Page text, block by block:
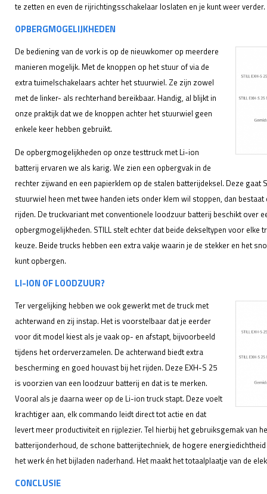
te zetten en even de rijrichtingsschakelaar loslaten en je kunt weer verder.
OPBERGMOGELIJKHEDEN
De bediening van de vork is op de nieuwkomer op meerdere
manieren mogelijk. Met de knoppen op het stuur of via de
extra tuimelschakelaars achter het stuurwiel. Ze zijn zowel
met de linker- als rechterhand bereikbaar. Handig, al blijkt in
onze praktijk dat we de knoppen achter het stuurwiel geen
enkele keer hebben gebruikt.
De opbergmogelijkheden op onze testtruck met Li-ion
batterij ervaren we als karig. We zien een opbergvak in de
rechter zijwand en een papierklem op de stalen batterijdeksel. Deze gaat
stuurwiel heen met twee handen iets onder klem wil stoppen, dan
rijden. De truckvariant met conventionele loodzuur batterij beschikt over
opbergmogelijkheden. STILL stelt echter dat beide dekseltypen voor elke
keuze. Beide trucks hebben een extra vakje waarin je de stekker en het
kunt opbergen.
LI-ION OF LOODZUUR?
Ter vergelijking hebben we ook gewerkt met de truck met
achterwand en zij instap. Het is voorstelbaar dat je eerder
voor dit model kiest als je vaak op- en afstapt, bijvoorbeeld
tijdens het orderverzamelen. De achterwand biedt extra
bescherming en goed houvast bij het rijden. Deze EXH-S 25
is voorzien van een loodzuur batterij en dat is te merken.
Vooral als je daarna weer op de Li-ion truck stapt. Deze voelt
krachtiger aan, elk commando leidt direct tot actie en dat
levert meer productiviteit en rijplezier. Tel hierbij het gebruiksgemak van
batterijonderhoud, de schone batterijtechniek, de hogere
het werk én het bijladen naderhand. Het maakt het totaalplaatje van de
CONCLUSIE